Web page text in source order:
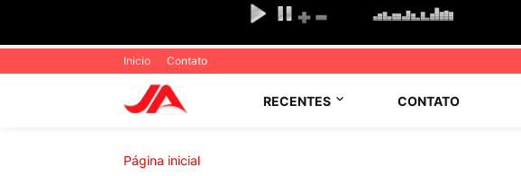
Inicio Contato
RECENTES CONTATO
Página inicial